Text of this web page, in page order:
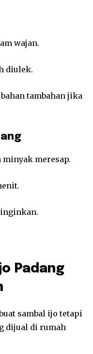
wajan.
diulek.
tambahan jika
meresap.
Padang
sambal ijo tetapi
dijual di rumah